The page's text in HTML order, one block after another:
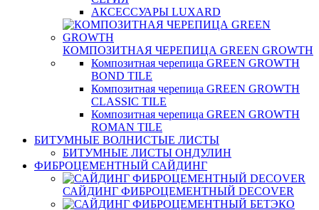
АКСЕССУАРЫ LUXARD
КОМПОЗИТНАЯ ЧЕРЕПИЦА GREEN GROWTH
Композитная черепица GREEN GROWTH
BOND TILE
Композитная черепица GREEN GROWTH
CLASSIC TILE
Композитная черепица GREEN GROWTH
ROMAN TILE
БИТУМНЫЕ ВОЛНИСТЫЕ ЛИСТЫ
БИТУМНЫЕ ЛИСТЫ ОНДУЛИН
ФИБРОЦЕМЕНТНЫЙ САЙДИНГ
САЙДИНГ ФИБРОЦЕМЕНТНЫЙ DECOVER